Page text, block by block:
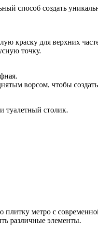
способ создать
краску для верхних
точку.
ворсом, чтобы
туалетный столик.
метро с
различные элементы.